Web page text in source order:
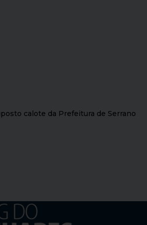
calote da Prefeitura de Serrano